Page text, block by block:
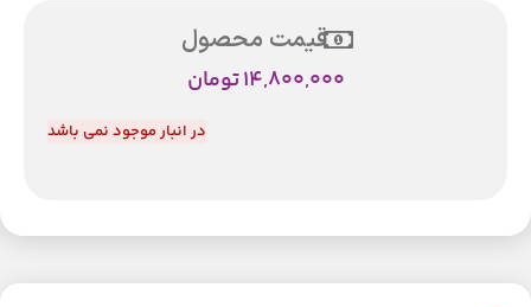
قیمت محصول
14,800,000تومان
در انبار موجود نمی باشد